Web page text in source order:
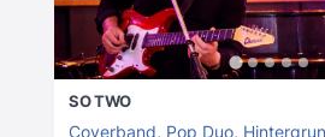
SO TWO
Coverband, Pop Duo,